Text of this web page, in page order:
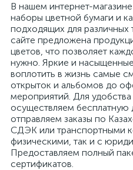
В нашем интернет-
наборы цветной бумаги и
подходящих для различных
сайте предложена
цветов, что позволяет
нужно. Яркие и
воплотить в жизнь самые
открыток и альбомов до
мероприятий. Для
осуществляем бесплатную
отправляем заказы по
СДЭК или транспортными
физическими, так и с
Предоставляем полный
сертификатов.